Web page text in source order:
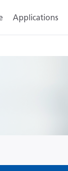
Applications